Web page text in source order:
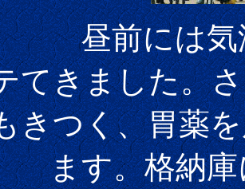
は気温もぐ
てきました。
きつく、胃薬
格納庫に入